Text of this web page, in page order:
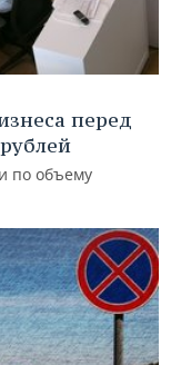
перед
по объему